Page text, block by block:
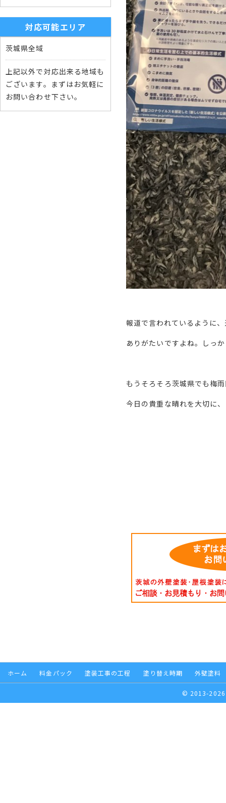
報道で言われているように
ありがたいですよね。しっ
もうそろそろ茨城県でも梅
今日の貴重な晴れを大切に
対応可能エリア
茨城県全域
上記以外で対応出来る地域も
ございます。まずはお気軽に
お問い合わせ下さい。
ホーム 料金パック 塗装工事の工程 塗り替え時期 外壁塗料
© 2013-2026